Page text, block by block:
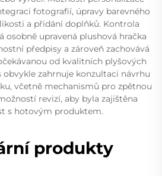
fotografií, úpravy barevného
a přidání doplňků. Kontrola
osobně upravená plushová hračka
předpisy a zároveň zachovává
od kvalitních plyšových
obvykle zahrnuje konzultaci návrhu
včetně mechanismů pro zpětnou
revizí, aby byla zajištěna
s hotovým produktem.
produkty